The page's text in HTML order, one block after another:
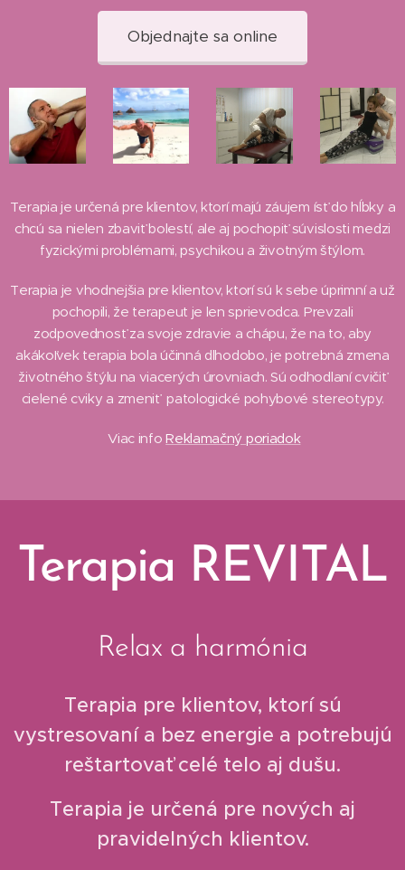
Objednajte sa online
Terapia je určená pre klientov, ktorí majú záujem ísť do hĺbky a
chcú sa nielen zbaviť bolestí, ale aj pochopiť súvislosti medzi
fyzickými problémami, psychikou a životným štýlom.
Terapia je vhodnejšia pre klientov, ktorí sú k sebe úprimní a už
pochopili, že terapeut je len sprievodca. Prevzali
zodpovednosť za svoje zdravie a chápu, že na to, aby
akákoľvek terapia bola účinná dlhodobo, je potrebná zmena
životného štýlu na viacerých úrovniach. Sú odhodlaní cvičiť
cielené cviky a zmeniť patologické pohybové stereotypy.
Viac infoReklamačný poriadok
Terapia REVITAL
Relax a harmónia
Terapia pre klientov, ktorí sú
vystresovaní a bez energie a potrebujú
reštartovať celé telo aj dušu.
Terapia je určená pre nových aj
pravidelných klientov.